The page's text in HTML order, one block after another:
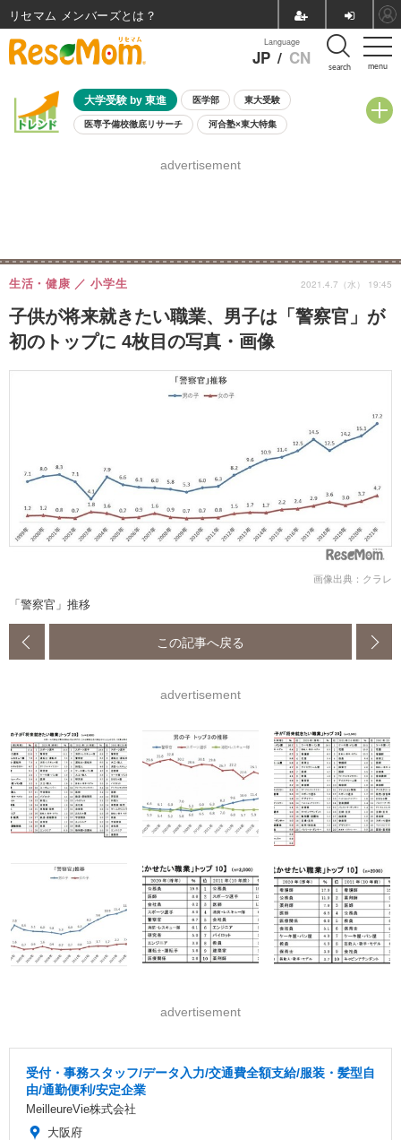
menu
Language
JP / CN search
大学受験 by 東進 医学部 東大受験
医専予備校徹底リサーチ 河合塾×東大特集
8月開催学校説明会・相談会
advertisement
子供が将来就きたい職業、男子は「警察官」が
初のトップに 4枚目の写真・画像
生活・健康 小学生 2021.4.7（水） 19:45
画像出典：クラレ
「警察官」推移
この記事へ戻る
advertisement
advertisement
受付・事務スタッフ/データ入力/交通費全額支給/服装・髪型自
由/通勤便利/安定企業
MeilleureVie株式会社
大阪府
リセマム メンバーズ